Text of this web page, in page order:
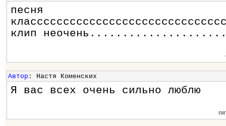
песня
клип
Автор : Настя Коменских
Я вас всех очень сильно люблю